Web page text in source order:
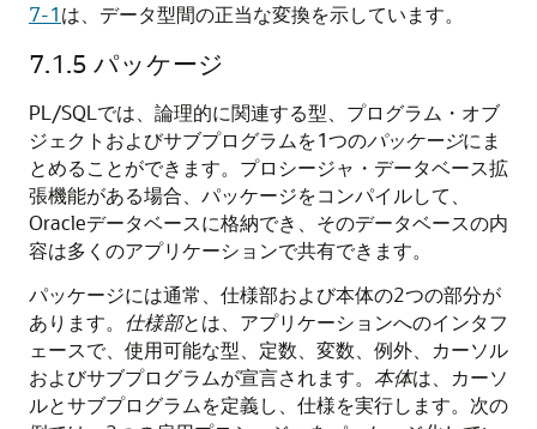
7-1は、データ型間の正当な変換を示しています。
7.1.5 パッケージ
PL/SQLでは、論理的に関連する型、プログラム・オブ
ジェクトおよびサブプログラムを1つのパッケージにま
とめることができます。プロシージャ・データベース拡
張機能がある場合、パッケージをコンパイルして、
Oracleデータベースに格納でき、そのデータベースの内
容は多くのアプリケーションで共有できます。
パッケージには通常、仕様部および本体の2つの部分が
あります。 仕様部とは、アプリケーションへのインタフ
ェースで、使用可能な型、定数、変数、例外、カーソル
およびサブプログラムが宣言されます。 本体は、カーソ
ルとサブプログラムを定義し、仕様を実行します。次の